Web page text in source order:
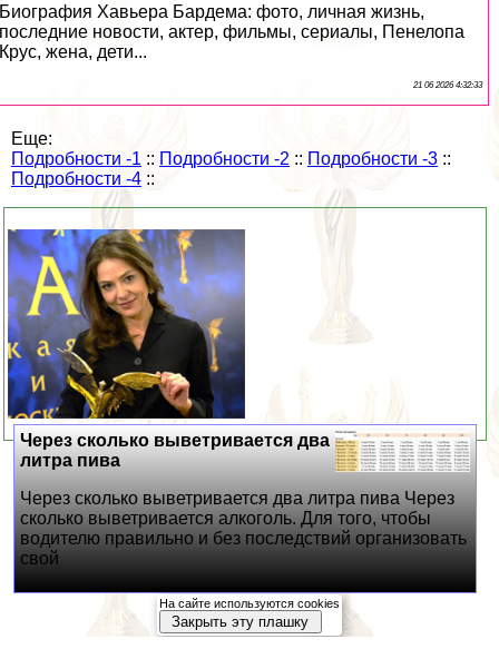
Биография Хавьера Бардема: фото, личная жизнь,
последние новости, актер, фильмы, сериалы, Пенелопа
Крус, жена, дети...
21 06 2026 4:32:33
Еще:
Подробности -1 :: Подробности -2 :: Подробности -3 ::
Подробности -4 ::
Через сколько выветривается два
литра пива
Через сколько выветривается два литра пива Через
сколько выветривается алкоголь. Для того, чтобы
водителю правильно и без последствий организовать
свой
На сайте используются cookies
Закрыть эту плашку